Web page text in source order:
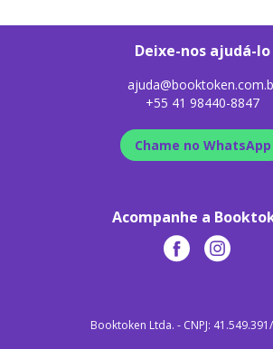
Deixe-nos ajudá-lo
+55 41 98440-8847
Chame no WhatsApp
Acompanhe a
Booktoken Ltda. - CNPJ: